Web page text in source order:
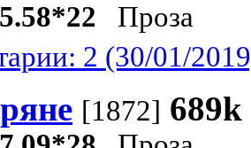
5.58*22 Проза
2 (30/01/
[1872] 689k